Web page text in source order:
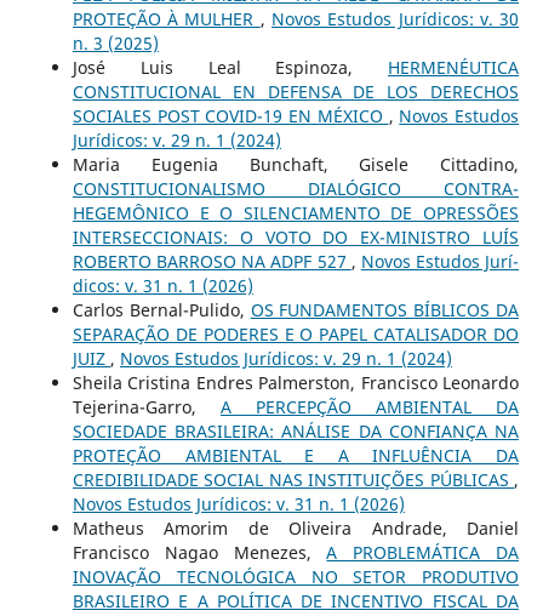
PROTEÇÃO À MULHER , Novos Estudos Jurí­dicos: v. 30
n. 3 (2025)
José Luis Leal Espinoza, HERMENÉUTICA
CONSTITUCIONAL EN DEFENSA DE LOS DERECHOS
SOCIALES POST COVID-19 EN MÉXICO , Novos Estudos
Jurí­dicos: v. 29 n. 1 (2024)
Maria Eugenia Bunchaft, Gisele Cittadino,
CONSTITUCIONALISMO DIALÓGICO CONTRA-
HEGEMÔNICO E O SILENCIAMENTO DE OPRESSÕES
INTERSECCIONAIS: O VOTO DO EX-MINISTRO LUÍS
ROBERTO BARROSO NA ADPF 527 , Novos Estudos Jurí­
dicos: v. 31 n. 1 (2026)
Carlos Bernal-Pulido, OS FUNDAMENTOS BÍBLICOS DA
SEPARAÇÃO DE PODERES E O PAPEL CATALISADOR DO
JUIZ , Novos Estudos Jurí­dicos: v. 29 n. 1 (2024)
Sheila Cristina Endres Palmerston, Francisco Leonardo
Tejerina-Garro, A PERCEPÇÃO AMBIENTAL DA
SOCIEDADE BRASILEIRA: ANÁLISE DA CONFIANÇA NA
PROTEÇÃO AMBIENTAL E A INFLUÊNCIA DA
CREDIBILIDADE SOCIAL NAS INSTITUIÇÕES PÚBLICAS ,
Novos Estudos Jurí­dicos: v. 31 n. 1 (2026)
Matheus Amorim de Oliveira Andrade, Daniel
Francisco Nagao Menezes,A PROBLEMÁTICA DA
INOVAÇÃO TECNOLÓGICA NO SETOR PRODUTIVO
BRASILEIRO E A POLÍTICA DE INCENTIVO FISCAL DA